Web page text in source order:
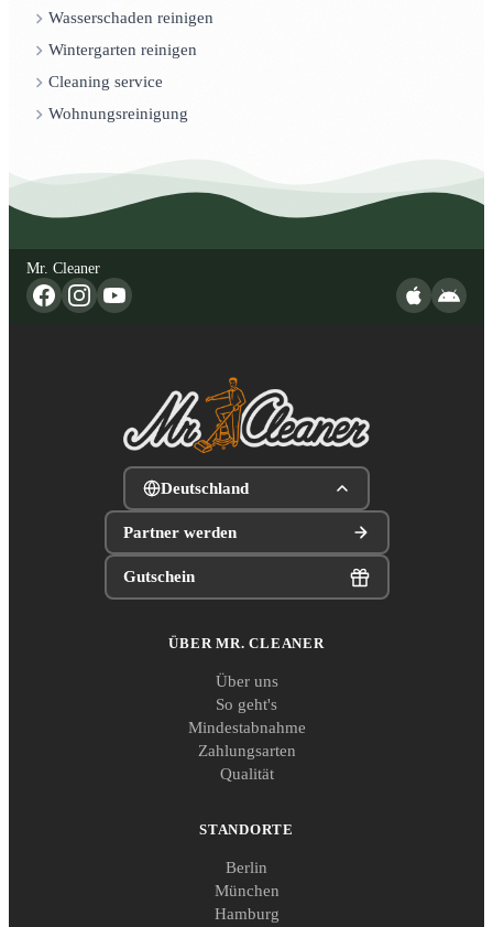
Wasserschaden reinigen
Wintergarten reinigen
Cleaning service
Wohnungsreinigung
Mr. Cleaner
Deutschland
Partner werden
Gutschein
ÜBER MR. CLEANER
Über uns
So geht's
Mindestabnahme
Zahlungsarten
Qualität
STANDORTE
Berlin
München
Hamburg